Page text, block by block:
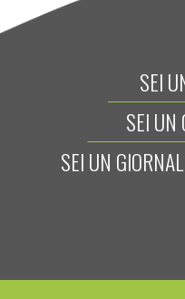
SEI
SEI UN
SEI UN